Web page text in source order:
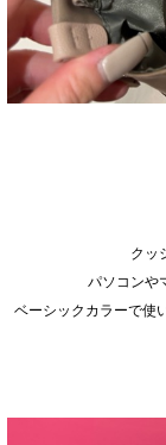
クッ
パソコンや
ベーシックカラーで使